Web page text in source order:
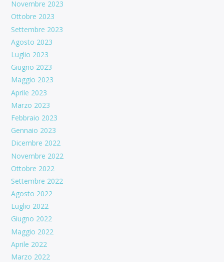
Novembre 2023
Ottobre 2023
Settembre 2023
Agosto 2023
Luglio 2023
Giugno 2023
Maggio 2023
Aprile 2023
Marzo 2023
Febbraio 2023
Gennaio 2023
Dicembre 2022
Novembre 2022
Ottobre 2022
Settembre 2022
Agosto 2022
Luglio 2022
Giugno 2022
Maggio 2022
Aprile 2022
Marzo 2022